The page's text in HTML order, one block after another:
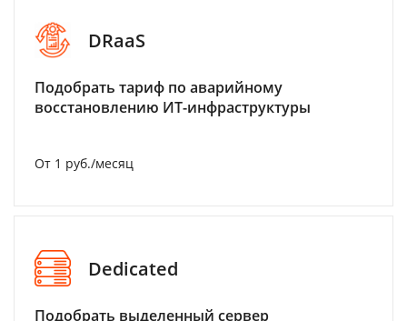
DRaaS
Подобрать тариф по аварийному
восстановлению ИТ-инфраструктуры
От 1 руб./месяц
Dedicated
Подобрать выделенный сервер